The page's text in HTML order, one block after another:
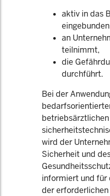
aktiv in das
an
teilnimmt,
die
durchführt.
Bei der
wird der
Sicherheit und
informiert und für
der